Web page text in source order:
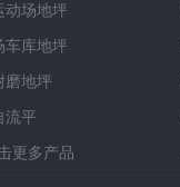
动场地坪
车库地坪
磨地坪
流平
更多产品